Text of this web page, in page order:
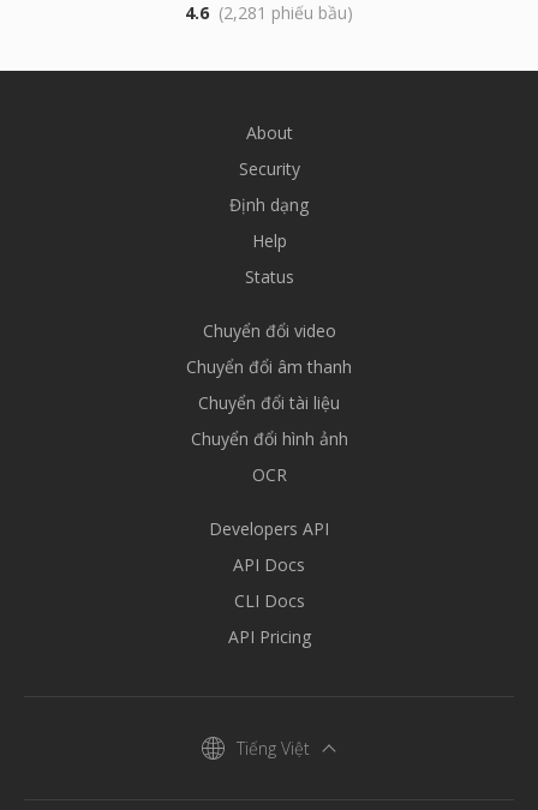
4.6 (2,281 phiếu bầu)
About
Security
Định dạng
Help
Status
Chuyển đổi video
Chuyển đổi âm thanh
Chuyển đổi tài liệu
Chuyển đổi hình ảnh
OCR
Developers API
API Docs
CLI Docs
API Pricing
Tiếng Việt